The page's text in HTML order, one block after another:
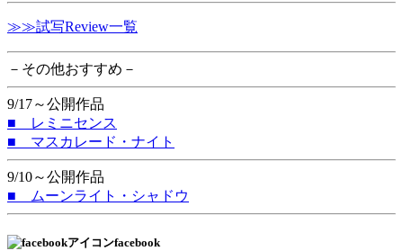
≫≫試写Review一覧
－その他おすすめ－
9/17～公開作品
■ レミニセンス
■ マスカレード・ナイト
9/10～公開作品
■ ムーンライト・シャドウ
facebook